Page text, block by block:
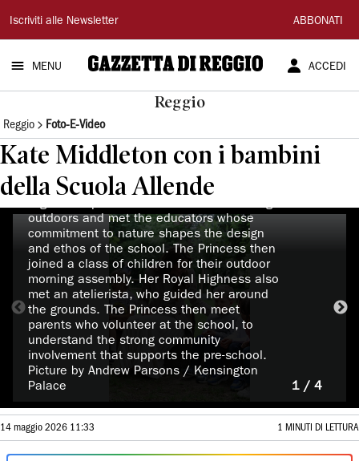
Gazzetta
di
Reggio
Iscriviti alle Newsletter ABBONATI
MENU ACCEDI
Reggio
Reggio Foto-E-Video
Kate Middleton con i bambini
della Scuola Allende
◗14/05/2026. Reggio Emilia, Italy. The
Princess of Wales during a visit to the
Salvador Allende pre‑school to observe how
nature‑based learning is embedded within
the Reggio Emilia Approach. Her Royal
outdoors and met the educators whose
commitment to nature shapes the design
and ethos of the school. The Princess then
joined a class of children for their outdoor
morning assembly. Her Royal Highness also
met an atelierista, who guided her around
the grounds. The Princess then meet
parents who volunteer at the school, to
understand the strong community
involvement that supports the pre-school.
Picture by Andrew Parsons / Kensington
Palace
1 / 4
14 maggio 2026 11:33 1 MINUTI DI LETTURA